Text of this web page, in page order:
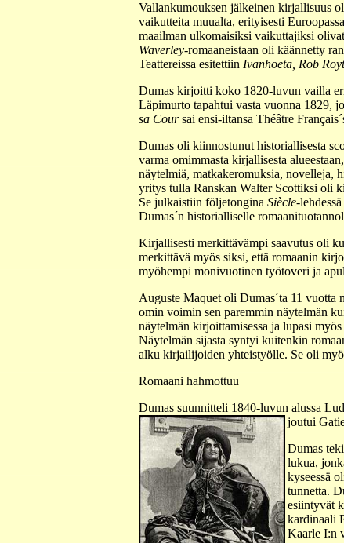
Vallankumouksen jälkeinen kirjallisuus
vaikutteita muualta, erityisesti
maailman ulkomaisiksi vaikuttajiksi
Waverley-romaaneistaan oli käännetty
Teattereissa esitettiin Ivanhoeta, Rob
Dumas kirjoitti koko 1820-luvun vailla
Läpimurto tapahtui vasta vuonna 1829,
sa Coursai ensi-iltansa Théâtre
Dumas oli kiinnostunut historiallisesta
varma omimmasta kirjallisesta
näytelmiä, matkakeromuksia, novelleja,
yritys tulla Ranskan Walter Scottiksi oli
Se julkaistiin följetongina Siècle-
Dumas´n historialliselle
Kirjallisesti merkittävämpi saavutus oli
merkittävä myös siksi, että romaanin
myöhempi monivuotinen työtoveri ja
Auguste Maquet oli Dumas´ta 11
omin voimin sen paremmin näytelmän
näytelmän kirjoittamisessa ja lupasi
Näytelmän sijasta syntyi kuitenkin
alku kirjailijoiden yhteistyölle. Se oli
Romaani hahmottuu
Dumas suunnitteli 1840-luvun alussa
joutui
Dumas
lukua,
kyseessä
tunnetta.
esiintyvät
kardinaali
Kaarle I:n